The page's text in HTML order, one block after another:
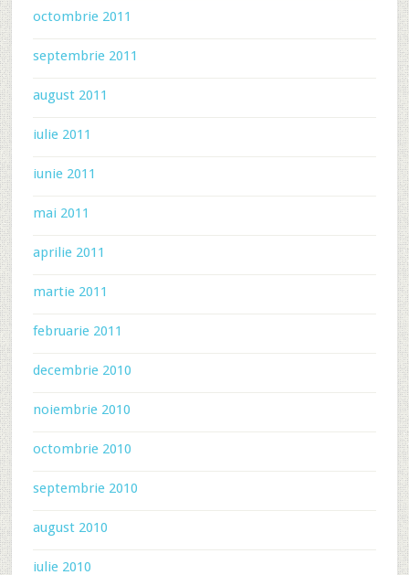
octombrie 2011
septembrie 2011
august 2011
iulie 2011
iunie 2011
mai 2011
aprilie 2011
martie 2011
februarie 2011
decembrie 2010
noiembrie 2010
octombrie 2010
septembrie 2010
august 2010
iulie 2010